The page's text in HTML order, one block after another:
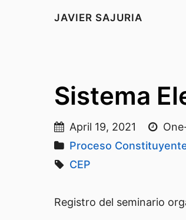
JAVIER SAJURIA
Sistema
April 19, 2021
Proceso
CEP
Registro del seminario